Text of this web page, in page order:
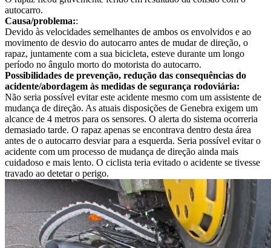
autocarro.
Causa/problema::
Devido às velocidades semelhantes de ambos os envolvidos e ao
movimento de desvio do autocarro antes de mudar de direção, o
rapaz, juntamente com a sua bicicleta, esteve durante um longo
período no ângulo morto do motorista do autocarro.
Possibilidades de prevenção, redução das consequências do
acidente/abordagem às medidas de segurança rodoviária:
Não seria possível evitar este acidente mesmo com um assistente de
mudança de direção. As atuais disposições de Genebra exigem um
alcance de 4 metros para os sensores. O alerta do sistema ocorreria
demasiado tarde. O rapaz apenas se encontrava dentro desta área
antes de o autocarro desviar para a esquerda. Seria possível evitar o
acidente com um processo de mudança de direção ainda mais
cuidadoso e mais lento. O ciclista teria evitado o acidente se tivesse
travado ao detetar o perigo.